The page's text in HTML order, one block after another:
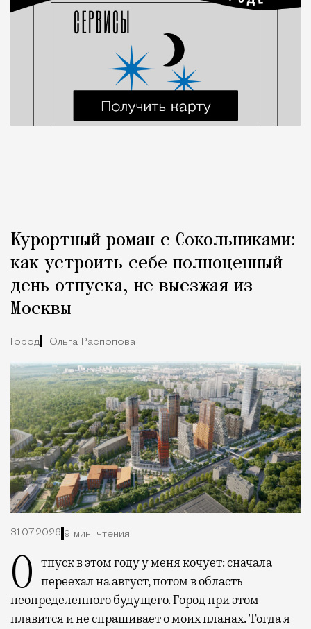
Курортный роман с Сокольниками:
как устроить себе полноценный
день отпуска, не выезжая из
Москвы
Город Ольга Распопова
31.07.2026 9 мин. чтения
Отпуск в этом году у меня кочует: сначала переехал на август, потом в область
неопределенного будущего. Город при этом
плавится и не спрашивает о моих планах. Тогда я